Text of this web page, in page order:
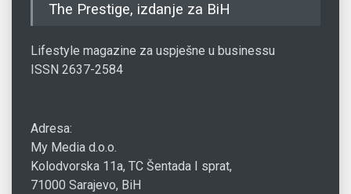
The Prestige, izdanje za BiH
Lifestyle magazine za uspješne u businessu
ISSN 2637-2584
Adresa:
My Media d.o.o.
Kolodvorska 11a, TC Šentada I sprat,
71000 Sarajevo, BiH